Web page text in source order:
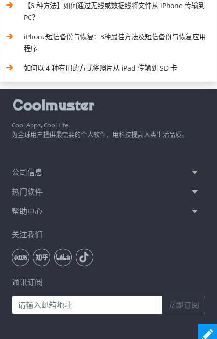
【6 种方法】如何通过无线或数据线将文件从 iPhone 传输到
PC？
iPhone短信备份与恢复：3种最佳方法及短信备份与恢复应用
程序
如何以 4 种有用的方式将照片从 iPad 传输到 SD 卡
Cool Apps, Cool Life.
为全球用户提供最需要的个人软件，用科技提高人类生活品质。
公司信息
热门软件
帮助中心
关注我们
通讯订阅
立即订阅